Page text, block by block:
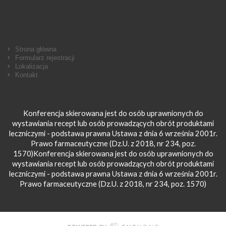
Strona główna
Formularz rejestracji
Lokalizacja
Kontakt
Konferencja skierowana jest do osób uprawnionych do
wystawiania recept lub osób prowadzących obrót produktami
leczniczymi - podstawa prawna Ustawa z dnia 6 września 2001r.
Prawo farmaceutyczne (Dz.U. z 2018, nr 234, poz.
1570)Konferencja skierowana jest do osób uprawnionych do
wystawiania recept lub osób prowadzących obrót produktami
leczniczymi - podstawa prawna Ustawa z dnia 6 września 2001r.
Prawo farmaceutyczne (Dz.U. z 2018, nr 234, poz. 1570)